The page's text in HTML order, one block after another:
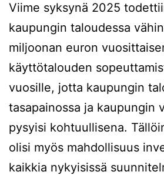
Viime syksynä 2025
kaupungin taloudessa
miljoonan euron
käyttötalouden
vuosille, jotta kaupungin
tasapainossa ja kaupungin
pysyisi kohtuullisena.
olisi myös mahdollisuus
kaikkia nykyisissä